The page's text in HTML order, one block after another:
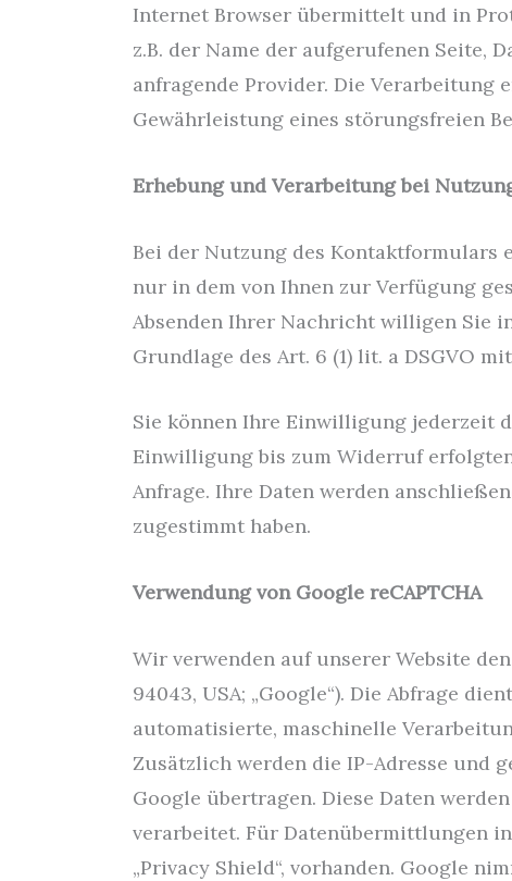
Internet Browser übermittelt und in
z.B. der Name der aufgerufenen Seite,
anfragende Provider. Die Verarbeitung
Gewährleistung eines störungsfreien
Erhebung und Verarbeitung bei
Bei der Nutzung des Kontaktformulars
nur in dem von Ihnen zur Verfügung
Absenden Ihrer Nachricht willigen Sie
Grundlage des Art. 6 (1) lit. a DSGVO
Sie können Ihre Einwilligung jederzeit
Einwilligung bis zum Widerruf
Anfrage. Ihre Daten werden
zugestimmt haben.
Verwendung von Google reCAPTCHA
Wir verwenden auf unserer Website
94043, USA; „Google“). Die Abfrage
automatisierte, maschinelle
Zusätzlich werden die IP-Adresse und
Google übertragen. Diese Daten
verarbeitet. Für Datenübermittlungen
„Privacy Shield“, vorhanden. Google